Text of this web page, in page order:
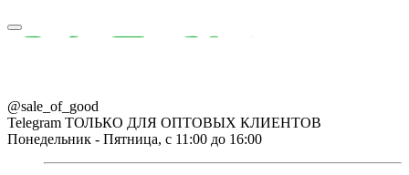
@sale_of_good
Telegram ТОЛЬКО ДЛЯ ОПТОВЫХ КЛИЕНТОВ
Понедельник - Пятница, с 11:00 до 16:00